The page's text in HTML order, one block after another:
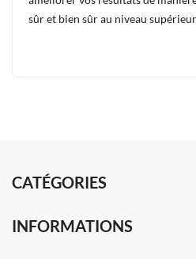
sûr et bien sûr au niveau
CATÉGORIES
INFORMATIONS